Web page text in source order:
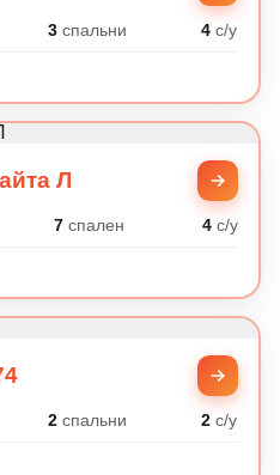
3спальни 4 с/у
Л
7спален 4с/у
2спальни 2 с/у